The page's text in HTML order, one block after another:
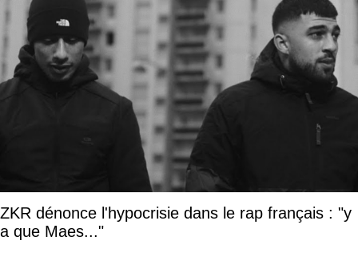
ZKR dénonce l'hypocrisie dans le rap français : "y
a que Maes..."